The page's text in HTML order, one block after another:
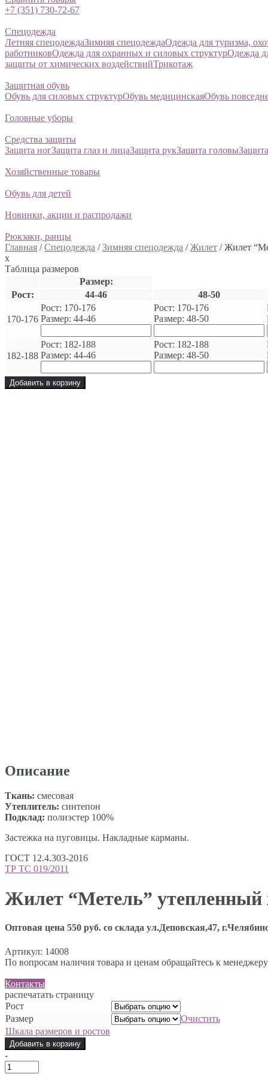
+7 (351) 730-72-67
Спецодежда
Летняя спецодеждаЗимняя спецодеждаОдежда для туризма,
работниковОдежда для охранных и силовых структурОдежда
защиты от химических воздействийТрикотаж
Защитная обувь
Обувь для силовых структурОбувь медицинскаяОбувь
Головные уборы
Средства защиты
Защита ногЗащита глаз и лицаЗащита рукЗащита головы
Хозяйственные товары
Обувь для детей
Новинки, акции и распродажи
Рюкзаки, ранцы
Главная /Спецодежда /Зимняя спецодежда /Жилет / Жилет
x
Таблица размеров
Размер:
Рост:
44-46 48-50
170-176
Рост: 170-176
Размер: 44-46
Рост: 170-176
Размер: 48-50
182-188
Рост: 182-188
Размер: 44-46
Рост: 182-188
Размер: 48-50
Добавить в корзину
Описание
Ткань: смесовая
Утеплитель: синтепон
Подклад: полиэстер 100%
Застежка на пуговицы. Накладные карманы.
ГОСТ 12.4.303-2016
ТР ТС 019/2011
Жилет “Метель” утепленный
Оптовая цена 550 руб. со склада ул.Деповская,47,
Артикул: 14008
По вопросам наличия товара и ценам обращайтесь к менеджеру
Контакты
распечатать страницу
Рост
Размер
Очистить
Шкала размеров и ростов
Добавить в корзину
-